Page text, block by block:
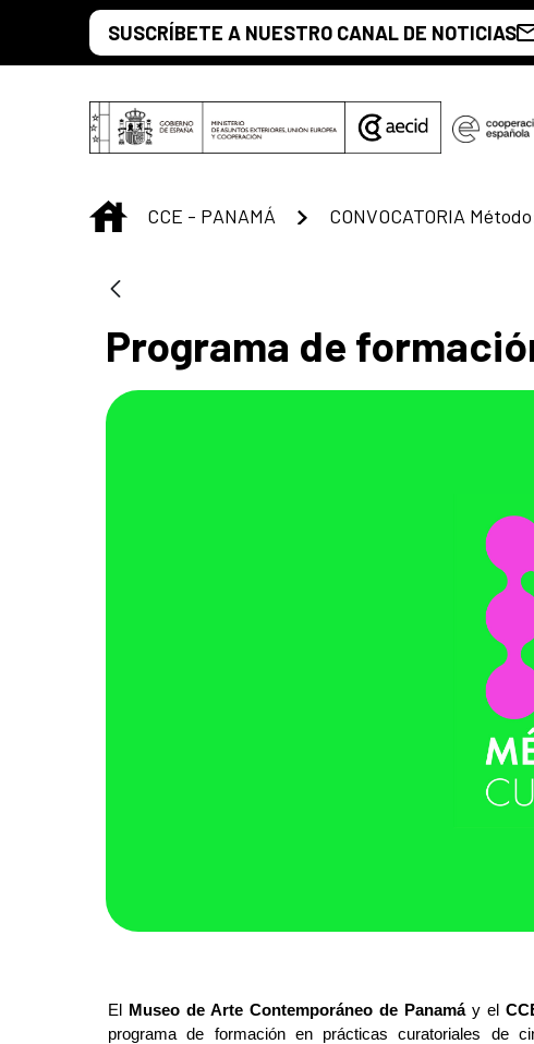
Saltar al contenido principal
SUSCRÍBETE A NUESTRO CANAL DE NOTICIAS
INICIO
CCE - PANAMÁ CONVOCATORIA
Programa de
El Museo de Arte Contemporáneo de Panamá y el
programa de formación en prácticas curatoriales de